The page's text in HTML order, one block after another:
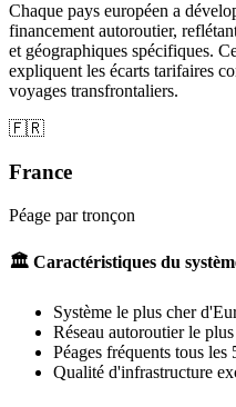
Chaque pays européen a
financement autoroutier,
et géographiques spécifiques.
expliquent les écarts tarifaires
voyages transfrontaliers.
🇫🇷
France
Péage par tronçon
🏛️ Caractéristiques du
Système le plus cher
Réseau autoroutier le plus
Péages fréquents tous les
Qualité d'infrastructure